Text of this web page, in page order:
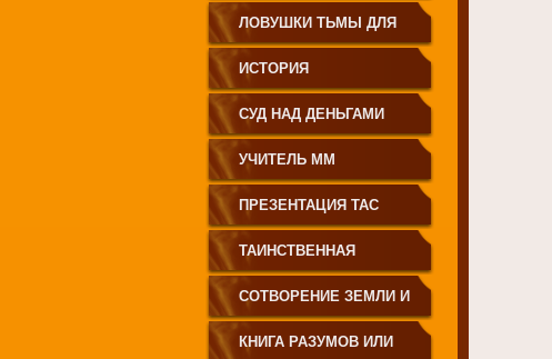
ЗЕМЛЕДЕЛИЕ
ЛОВУШКИ ТЬМЫ ДЛЯ
МОЛОДЁЖИ
ИСТОРИЯ
ПРОИСХОЖДЕНИЯ
РУССКОГО НАРОДА
СУД НАД ДЕНЬГАМИ
УЧИТЕЛЬ ММ
ПРЕЗЕНТАЦИЯ ТАС
ТАИНСТВЕННАЯ
СИБИРЬ
СОТВОРЕНИЕ ЗЕМЛИ И
ЕЁ ЖИТЕЛЕЙ
КНИГА РАЗУМОВ ИЛИ